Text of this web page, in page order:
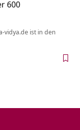
600
vidya.de ist in den